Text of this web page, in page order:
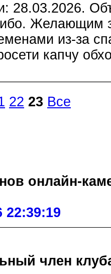
28.03.2026.
Желающим
из-за
капчу
22 23 Все
онлайн-
22:39:19
член